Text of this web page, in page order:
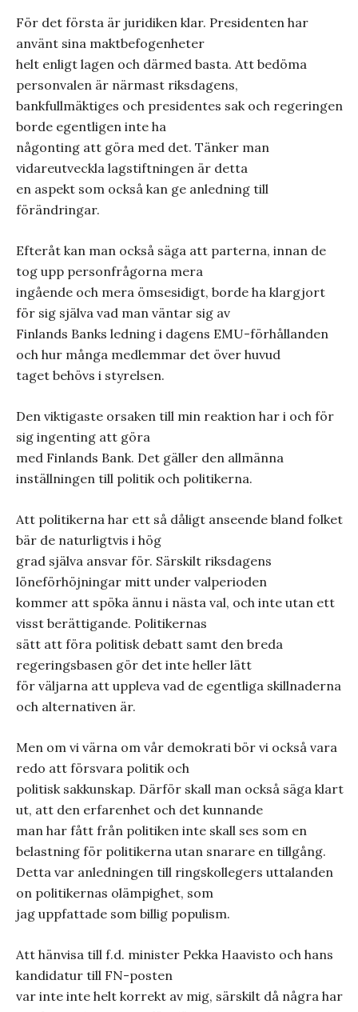
För det första är juridiken klar. Presidenten har
använt sina maktbefogenheter
helt enligt lagen och därmed basta. Att bedöma
personvalen är närmast riksdagens,
bankfullmäktiges och presidentes sak och regeringen
borde egentligen inte ha
någonting att göra med det. Tänker man
vidareutveckla lagstiftningen är detta
en aspekt som också kan ge anledning till
förändringar.
Efteråt kan man också säga att parterna, innan de
tog upp personfrågorna mera
ingående och mera ömsesidigt, borde ha klargjort
för sig själva vad man väntar sig av
Finlands Banks ledning i dagens EMU-förhållanden
och hur många medlemmar det över huvud
taget behövs i styrelsen.
Den viktigaste orsaken till min reaktion har i och för
sig ingenting att göra
med Finlands Bank. Det gäller den allmänna
inställningen till politik och politikerna.
Att politikerna har ett så dåligt anseende bland folket
bär de naturligtvis i hög
grad själva ansvar för. Särskilt riksdagens
löneförhöjningar mitt under valperioden
kommer att spöka ännu i nästa val, och inte utan ett
visst berättigande. Politikernas
sätt att föra politisk debatt samt den breda
regeringsbasen gör det inte heller lätt
för väljarna att uppleva vad de egentliga skillnaderna
och alternativen är.
Men om vi värna om vår demokrati bör vi också vara
redo att försvara politik och
politisk sakkunskap. Därför skall man också säga klart
ut, att den erfarenhet och det kunnande
man har fått från politiken inte skall ses som en
belastning för politikerna utan snarare en tillgång.
Detta var anledningen till ringskollegers uttalanden
on politikernas olämpighet, som
jag uppfattade som billig populism.
Att hänvisa till f.d. minister Pekka Haavisto och hans
kandidatur till FN-posten
var inte inte helt korrekt av mig, särskilt då några har